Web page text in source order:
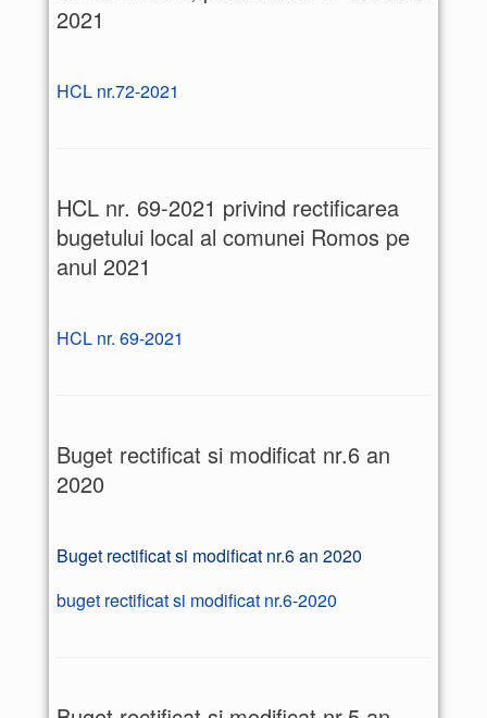
2021
HCL nr.72-2021
HCL nr. 69-2021 privind rectificarea
bugetului local al comunei Romos pe
anul 2021
HCL nr. 69-2021
Buget rectificat si modificat nr.6 an
2020
Buget rectificat si modificat nr.6 an 2020
buget rectificat si modificat nr.6-2020